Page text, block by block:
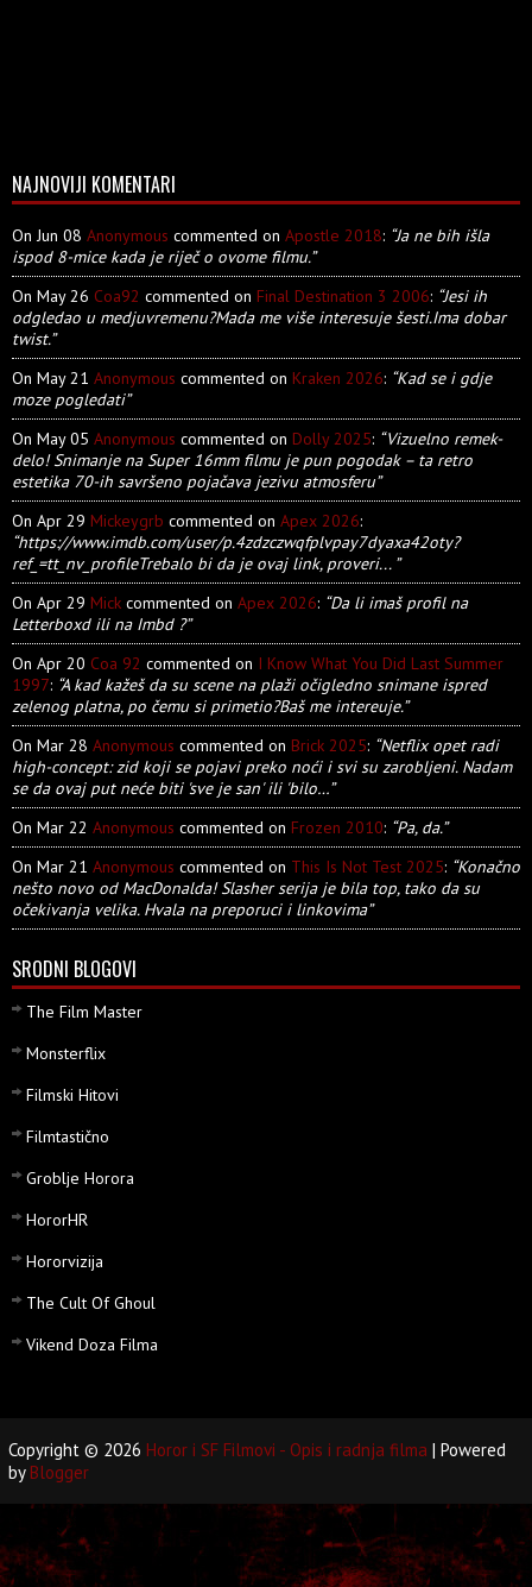
NAJNOVIJI KOMENTARI
On Jun 08 Anonymous commented on Apostle 2018: “Ja ne bih išla
ispod 8-mice kada je riječ o ovome filmu.”
On May 26 Coa92 commented on Final Destination 3 2006: “Jesi ih
odgledao u medjuvremenu?Mada me više interesuje šesti.Ima dobar
twist.”
On May 21 Anonymous commented on Kraken 2026: “Kad se i gdje
moze pogledati”
On May 05 Anonymous commented on Dolly 2025: “Vizuelno remek-
delo! Snimanje na Super 16mm filmu je pun pogodak – ta retro
estetika 70-ih savršeno pojačava jezivu atmosferu”
On Apr 29 Mickeygrb commented on Apex 2026:
“https://www.imdb.com/user/p.4zdzczwqfplvpay7dyaxa42oty?
ref_=tt_nv_profileTrebalo bi da je ovaj link, proveri... ”
On Apr 29 Mick commented on Apex 2026: “Da li imaš profil na
Letterboxd ili na Imbd ?”
On Apr 20 Coa 92 commented on I Know What You Did Last Summer
1997: “A kad kažeš da su scene na plaži očigledno snimane ispred
zelenog platna, po čemu si primetio?Baš me intereuje.”
On Mar 28 Anonymous commented on Brick 2025: “Netflix opet radi
high-concept: zid koji se pojavi preko noći i svi su zarobljeni. Nadam
se da ovaj put neće biti 'sve je san' ili 'bilo…”
On Mar 22 Anonymous commented on Frozen 2010: “Pa, da.”
On Mar 21 Anonymous commented on This Is Not Test 2025: “Konačno
nešto novo od MacDonalda! Slasher serija je bila top, tako da su
očekivanja velika. Hvala na preporuci i linkovima”
SRODNI BLOGOVI
The Film Master
Monsterflix
Filmski Hitovi
Filmtastično
Groblje Horora
HororHR
Hororvizija
The Cult Of Ghoul
Vikend Doza Filma
Copyright © 2026 Horor i SF Filmovi - Opis i radnja filma | Powered
byBlogger